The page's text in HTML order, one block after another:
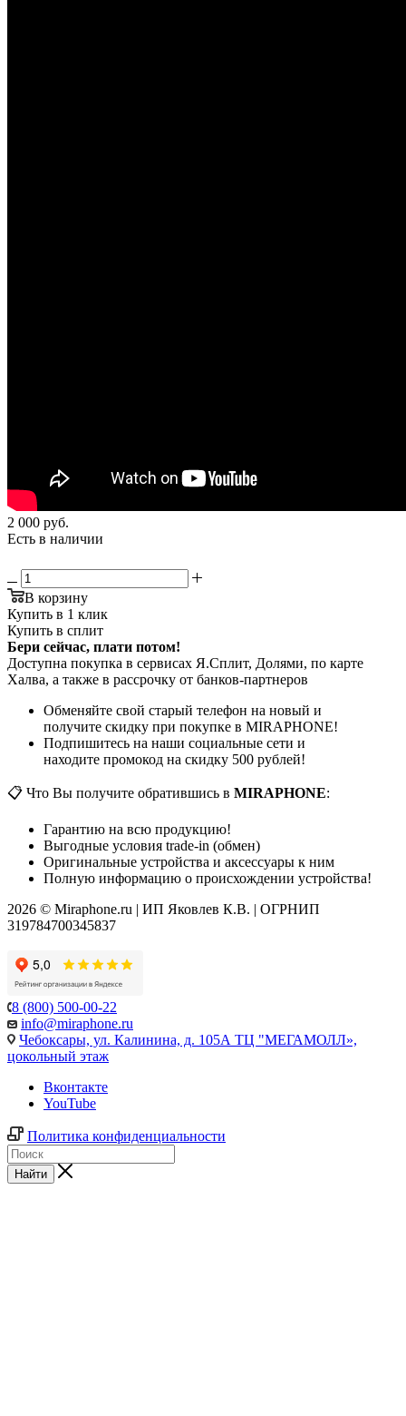
2 000 руб.
Есть в наличии
В корзину
Купить в 1 клик
Купить в сплит
Бери сейчас, плати потом!
Доступна покупка в сервисах Я.Сплит, Долями, по карте
Халва, а также в рассрочку от банков-партнеров
Обменяйте свой старый телефон на новый и
получите скидку при покупке в MIRAPHONE!
Подпишитесь на наши социальные сети и
находите промокод на скидку 500 рублей!
📋 Что Вы получите обратившись в MIRAPHONE:
Гарантию на всю продукцию!
Выгодные условия trade-in (обмен)
Оригинальные устройства и аксессуары к ним
Полную информацию о происхождении устройства!
2026 © Miraphone.ru | ИП Яковлев К.В. | ОГРНИП
319784700345837
8 (800) 500-00-22
info@miraphone.ru
Чебоксары, ул. Калинина, д. 105А ТЦ "МЕГАМОЛЛ»,
цокольный этаж
Вконтакте
YouTube
Политика конфиденциальности
Найти